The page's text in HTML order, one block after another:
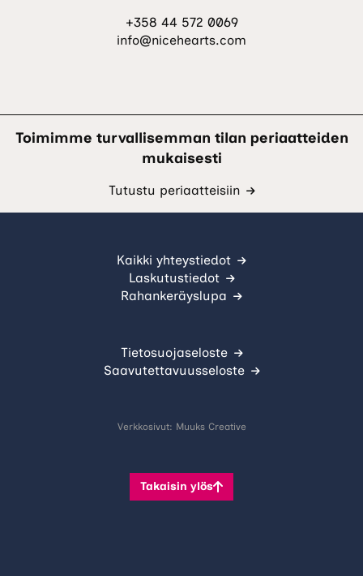
sivustolla.
Linkki
+358 44 572 0069
info@nicehearts.com
Toimimme turvallisemman tilan periaatteiden
mukaisesti
Tutustu periaatteisiin
Kaikki yhteystiedot
Laskutustiedot
Rahankeräyslupa
Tietosuojaseloste
Saavutettavuusseloste
Verkkosivut: Muuks Creative
Takaisin ylös